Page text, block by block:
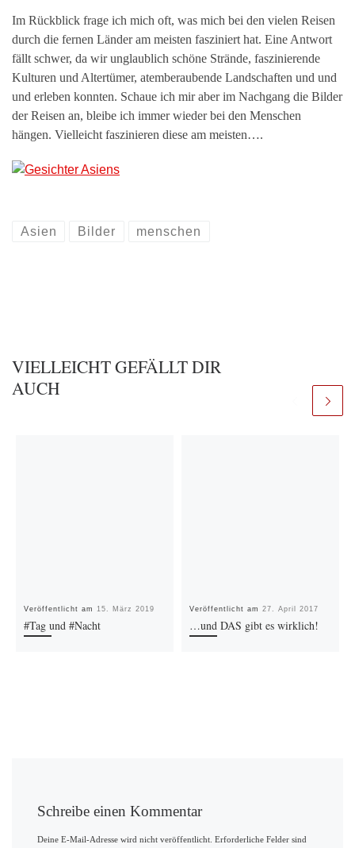
Im Rückblick frage ich mich oft, was mich bei den vielen Reisen
durch die fernen Länder am meisten fasziniert hat. Eine Antwort
fällt schwer, da wir unglaublich schöne Strände, faszinierende
Kulturen und Altertümer, atemberaubende Landschaften und und
und erleben konnten. Schaue ich mir aber im Nachgang die Bilder
der Reisen an, bleibe ich immer wieder bei den Menschen
hängen. Vielleicht faszinieren diese am meisten….
Asien Bilder menschen
VIELLEICHT GEFÄLLT DIR
AUCH
Veröffentlicht am 15. März 2019
#Tag und #Nacht
Veröffentlicht am27. April 2017
…und DAS gibt es wirklich!
Schreibe einen Kommentar
Deine E-Mail-Adresse wird nicht veröffentlicht. Erforderliche Felder sind